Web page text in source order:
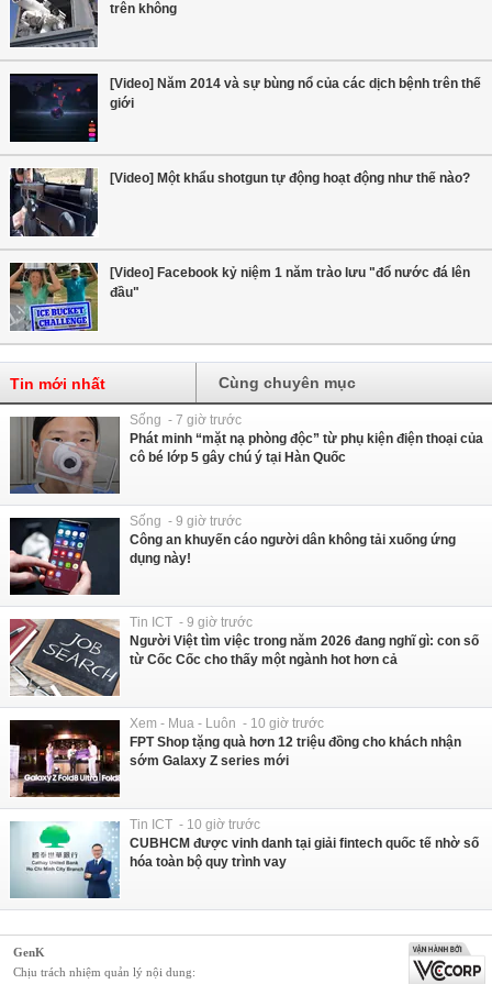
trên không
[Video] Năm 2014 và sự bùng nổ của các dịch bệnh trên thế
giới
[Video] Một khẩu shotgun tự động hoạt động như thế nào?
[Video] Facebook kỷ niệm 1 năm trào lưu "đổ nước đá lên
đầu"
Tin mới nhất Cùng chuyên mục
Sống - 7 giờ trước
Phát minh “mặt nạ phòng độc” từ phụ kiện điện thoại của
cô bé lớp 5 gây chú ý tại Hàn Quốc
Sống - 9 giờ trước
Công an khuyến cáo người dân không tải xuống ứng
dụng này!
Tin ICT - 9 giờ trước
Người Việt tìm việc trong năm 2026 đang nghĩ gì: con số
từ Cốc Cốc cho thấy một ngành hot hơn cả
Xem - Mua - Luôn - 10 giờ trước
FPT Shop tặng quà hơn 12 triệu đồng cho khách nhận
sớm Galaxy Z series mới
Tin ICT - 10 giờ trước
CUBHCM được vinh danh tại giải fintech quốc tế nhờ số
hóa toàn bộ quy trình vay
GenK
Chịu trách nhiệm quản lý nội dung: